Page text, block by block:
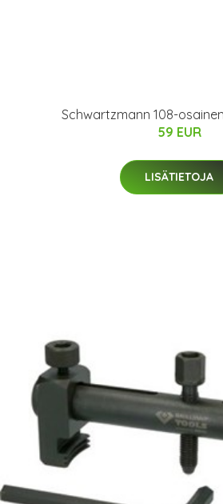
Schwartzmann 108-
59 EUR
LISÄTIETOJA